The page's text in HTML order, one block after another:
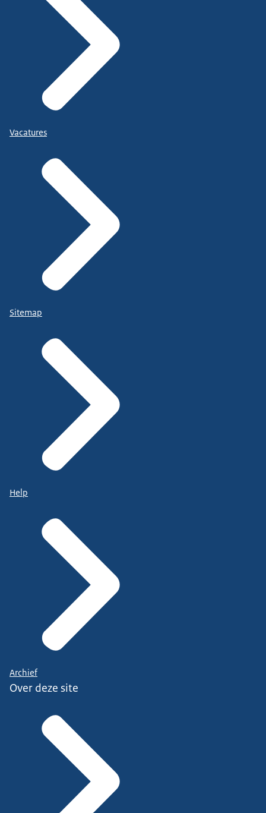
Vacatures
Sitemap
Help
Archief
Over deze site